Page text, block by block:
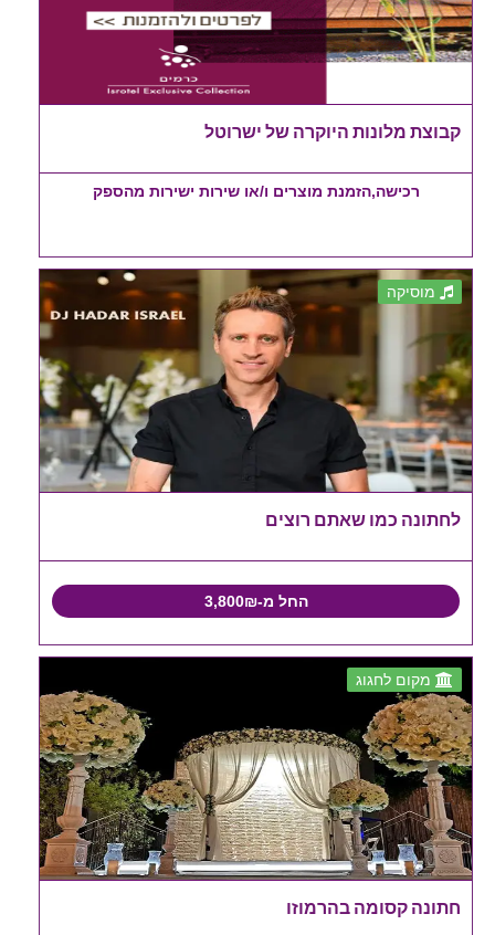
קבוצת מלונות היוקרה של ישרוטל
רכישה,הזמנת מוצרים ו/או שירות ישירות מהספק
מוסיקה
לחתונה כמו שאתם רוצים
החל מ-3,800₪
מקום לחגוג
חתונה קסומה בהרמוזו